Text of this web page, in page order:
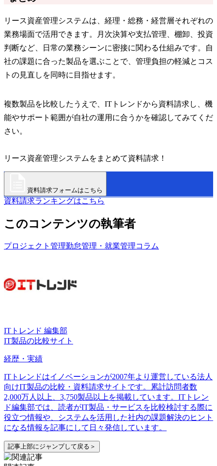
リース資産管理システムは、経理・総務・経営層それぞれの
業務場面で活用できます。月次決算や支払管理、棚卸、投資
判断など、日常の業務シーンに密接に関わる仕組みです。自
社の課題に合った製品を選ぶことで、管理負担の軽減とコス
トの見直しを同時に目指せます。
複数製品を比較したうえで、ITトレンドから資料請求し、機
能やサポート範囲が自社の運用に合うかを確認してみてくだ
さい。
リース資産管理システムをまとめて資料請求！
資料請求フォームはこちら
資料請求ランキングはこちら
このコンテンツの執筆者
プロジェクト管理勤怠管理・就業管理コラム
ITトレンド 編集部
IT製品の比較サイト
経歴・実績
ITトレンドはイノベーションが2007年より運営している法人
向けIT製品の比較・資料請求サイトです。累計訪問者数
2,000万人以上、3,750製品以上を掲載しています。ITトレン
ド編集部では、読者がIT製品・サービスを比較検討する際に
役立つ情報や、システムを活用した社内の課題解決のヒント
になる情報を記事にして日々発信しています。
記事上部にジャンプして戻る＞